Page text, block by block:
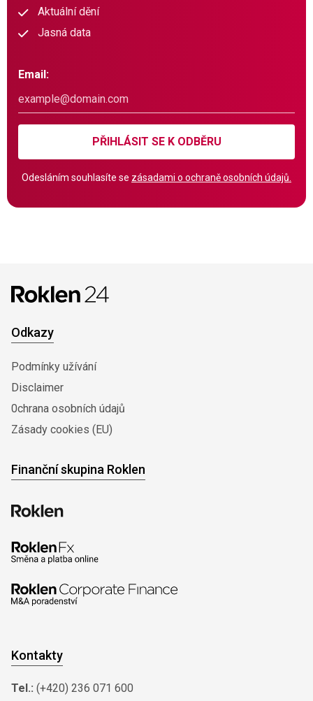
Aktuální dění
Jasná data
Email:
PŘIHLÁSIT SE K ODBĚRU
Odesláním souhlasíte se zásadami o ochraně osobních údajů.
Odkazy
Podmínky užívání
Disclaimer
0chrana osobních údajů
Zásady cookies (EU)
Finanční skupina Roklen
Kontakty
Tel.: (+420) 236 071 600